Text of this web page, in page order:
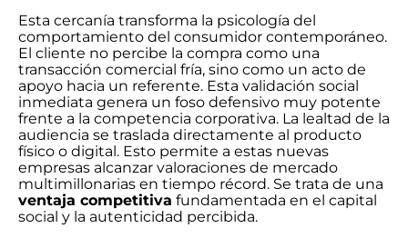
Esta cercanía transforma la psicología del
comportamiento del consumidor contemporáneo.
El cliente no percibe la compra como una
transacción comercial fría, sino como un acto de
apoyo hacia un referente. Esta validación social
inmediata genera un foso defensivo muy potente
frente a la competencia corporativa. La lealtad de la
audiencia se traslada directamente al producto
físico o digital. Esto permite a estas nuevas
empresas alcanzar valoraciones de mercado
multimillonarias en tiempo récord. Se trata de una
ventaja competitiva fundamentada en el capital
social y la autenticidad percibida.